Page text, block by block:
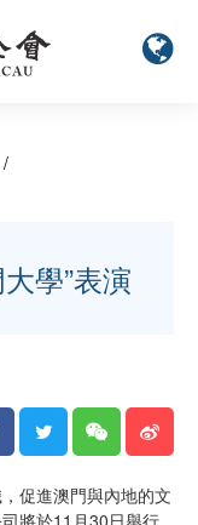
/
學”表演
促進澳門與內地的文
將於11月30日舉行